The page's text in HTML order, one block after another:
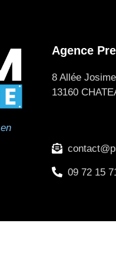
Agence
8 Allée
13160
09 72 15